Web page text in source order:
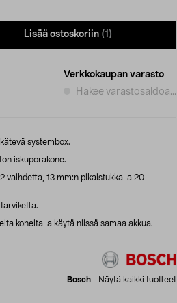
Lisää ostoskoriin (1)
Verkkokaupan varasto
Hakee varastosaldoa...
systembox.
iskuporakone.
vaihdetta, 13 mm:n pikaistukka ja 20-
koneita ja käytä niissä samaa akkua.
Bosch - Näytä kaikki tuotteet